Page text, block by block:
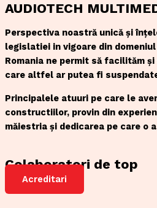
AUDIOTECH
Perspectiva noastră unică și
legislatiei in vigoare din
Romania ne permit să facilităm
care altfel ar putea fi
Principalele atuuri pe care le
constructiilor, provin din
măiestria și dedicarea pe care o
Colaboratori de top
Acreditari